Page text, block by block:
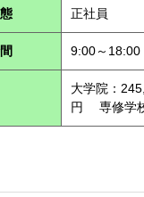
正社員
9:00～18:00
大学院：
円 専修学